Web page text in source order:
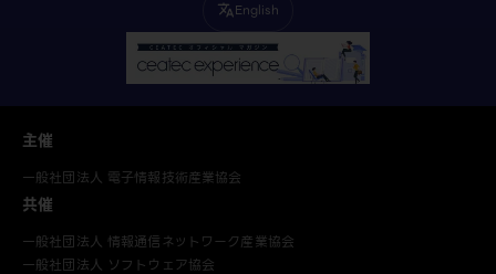
translateEnglish
主催
一般社団法人 電子情報技術産業協会
共催
一般社団法人 情報通信ネットワーク産業協会
一般社団法人 ソフトウェア協会